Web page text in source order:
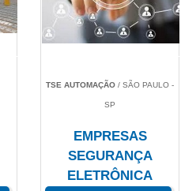
TSE AUTOMAÇÃO / SÃO PAULO -
SP
EMPRESAS
SEGURANÇA
ELETRÔNICA